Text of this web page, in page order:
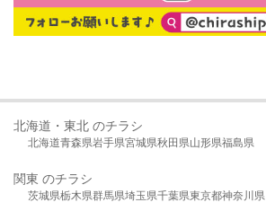
北海道・東北 のチラシ
北海道青森県岩手県宮城県秋田県山形県福島県
関東 のチラシ
茨城県栃木県群馬県埼玉県千葉県東京都神奈川県